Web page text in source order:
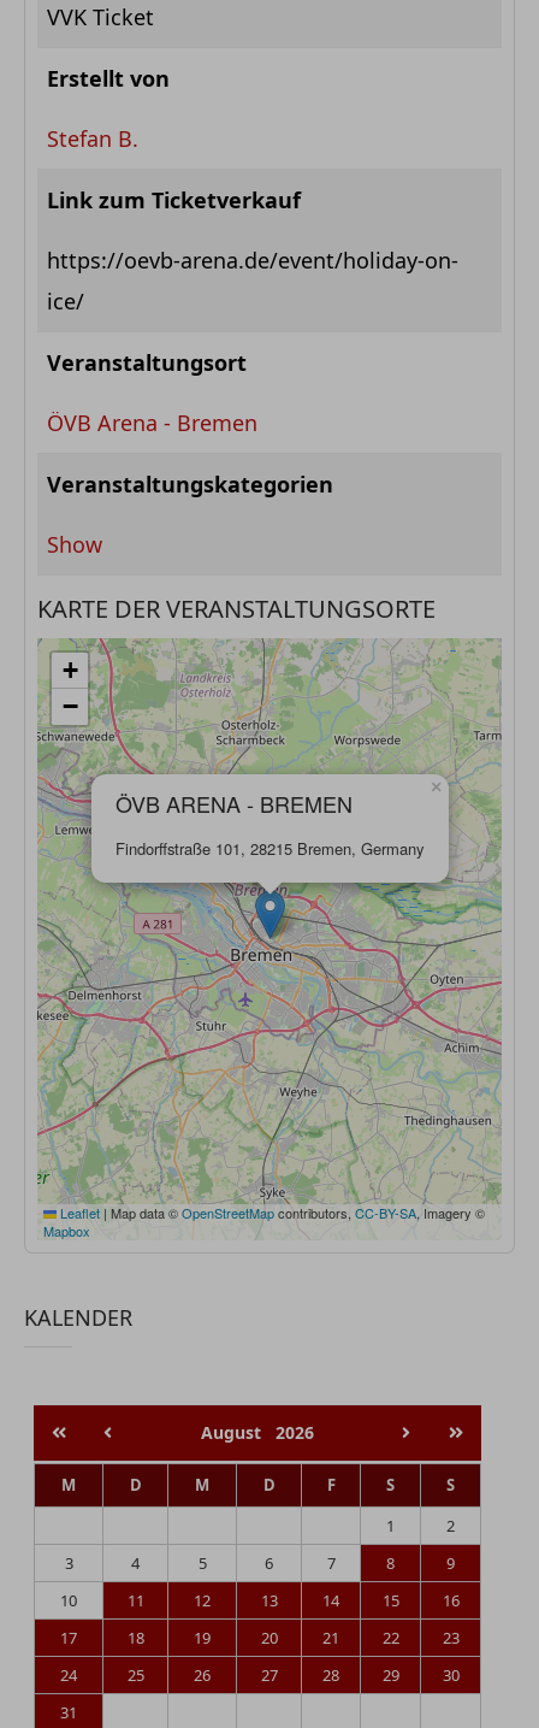
VVK Ticket
Erstellt von
Stefan B.
Link zum Ticketverkauf
https://oevb-arena.de/event/holiday-on-
ice/
Veranstaltungsort
ÖVB Arena - Bremen
Veranstaltungskategorien
Show
KARTE DER VERANSTALTUNGSORTE
ÖVB ARENA - BREMEN
Findorffstraße 101, 28215 Bremen, Germany
×
+
−
Leaflet | Map data ©OpenStreetMapcontributors, CC-BY-SA, Imagery ©
Mapbox
KALENDER
August 2026
M D M D F S
S
1
2
3
4 5 6 7 8
9
10
11 12 13 14 15
16
17
18 19 20 21 22
23
24
25 26 27 28 29
30
31